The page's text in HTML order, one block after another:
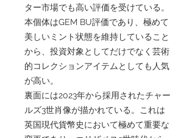
ター市場でも高い評価を受けている。
本個体はGEM BU評価であり、極めて
美しいミント状態を維持していること
から、投資対象としてだけでなく芸術
的コレクションアイテムとしても人気
が高い。
裏面には2023年から採用されたチャー
ルズ3世肖像が描かれている。これは
英国現代貨幣史において極めて重要な